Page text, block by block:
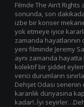
Filmde The Ain’t
sonunda, son
izbe bir konser
yok etmeye iyice
zamanda
yeni filminde Jeremy
aynı zamanda
kolektif bir şiddet
verici durumların
Dehşet Odası
karanlık dünyasına
kadar!..İyi